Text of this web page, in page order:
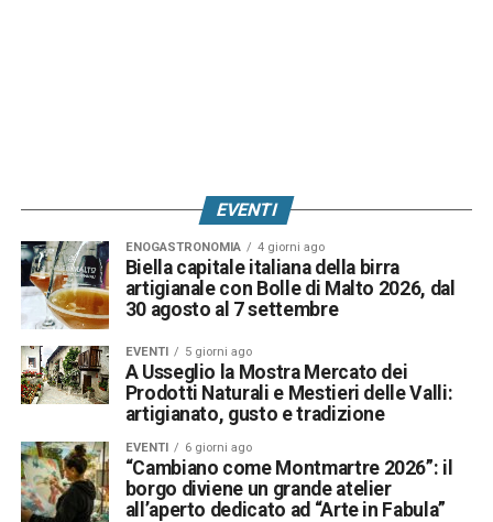
EVENTI
ENOGASTRONOMIA 4 giorni ago
Biella capitale italiana della birra
artigianale con Bolle di Malto 2026, dal
30 agosto al 7 settembre
EVENTI 5 giorni ago
A Usseglio la Mostra Mercato dei
Prodotti Naturali e Mestieri delle Valli:
artigianato, gusto e tradizione
EVENTI 6 giorni ago
“Cambiano come Montmartre 2026”: il
borgo diviene un grande atelier
all’aperto dedicato ad “Arte in Fabula”